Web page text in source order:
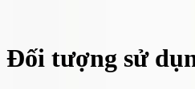
Đối tượng sử